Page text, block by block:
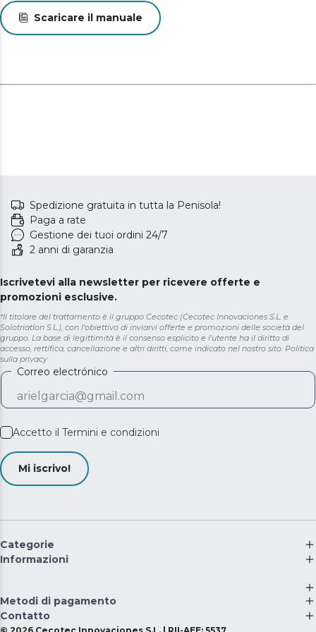
Scaricare il manuale
Spedizione gratuita in tutta la Penisola!
Paga a rate
Gestione dei tuoi ordini 24/7
2 anni di garanzia
Iscrivetevi alla newsletter per ricevere offerte e
promozioni esclusive.
*Il titolare del trattamento è il gruppo Cecotec (Cecotec Innovaciones S.L. e
Solotriatlon S.L.), con l'obiettivo di inviarvi offerte e promozioni delle società del
gruppo. La base di legittimità è il consenso esplicito e l'utente ha il diritto di
accesso, rettifica, cancellazione e altri diritti, come indicato nel nostro sito. Politica
sulla privacy
Correo electrónico
Accetto il Termini e condizioni
Mi iscrivo!
Categorie
Informazioni
Metodi di pagamento
Contatto